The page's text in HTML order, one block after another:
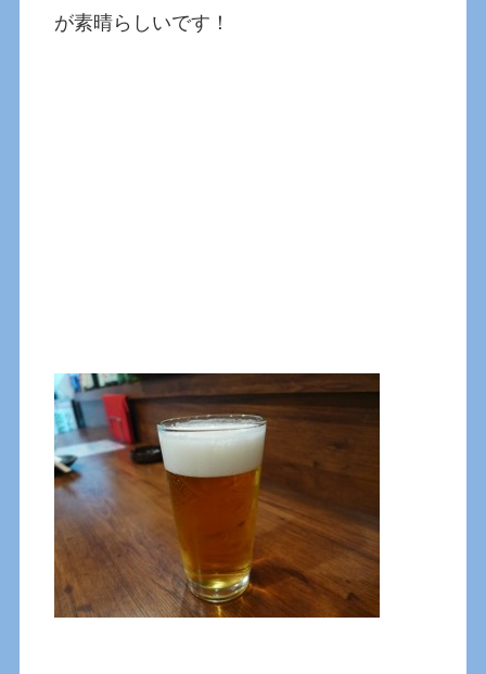
が素晴らしいです！